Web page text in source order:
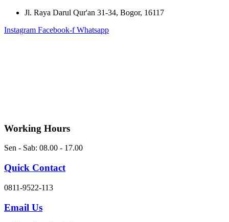
Skip
content
Jl. Raya Darul Qur'an 31-34, Bogor, 16117
Instagram Facebook-f Whatsapp
Working Hours
Sen - Sab: 08.00 - 17.00
Quick Contact
0811-9522-113
Email Us